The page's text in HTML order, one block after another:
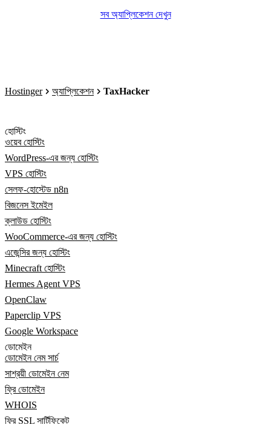
সব অ্যাপ্লিকেশন দেখুন
Hostinger অ্যাপ্লিকেশন TaxHacker
হোস্টিং
ওয়েব হোস্টিং
WordPress-এর জন্য হোস্টিং
VPS হোস্টিং
সেলফ-হোস্টেড n8n
বিজনেস ইমেইল
ক্লাউড হোস্টিং
WooCommerce-এর জন্য হোস্টিং
এজেন্সির জন্য হোস্টিং
Minecraft হোস্টিং
Hermes Agent VPS
OpenClaw
Paperclip VPS
Google Workspace
ডোমেইন
ডোমেইন নেম সার্চ
সাশ্রয়ী ডোমেইন নেম
ফ্রি ডোমেইন
WHOIS
ফ্রি SSL সার্টিফিকেট